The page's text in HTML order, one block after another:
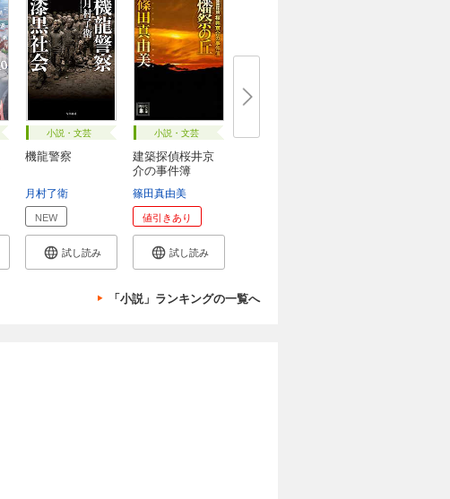
小説・文芸
機龍警察
月村了衛
NEW
試し読み
小説・文芸
建築探偵桜井京
介の事件簿
篠田真由美
値引きあり
試し読み
「小説」ランキングの一覧へ